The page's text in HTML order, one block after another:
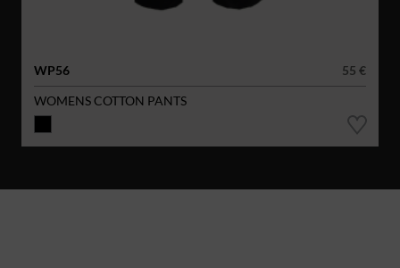
WP56
55 €
WOMENS COTTON PANTS